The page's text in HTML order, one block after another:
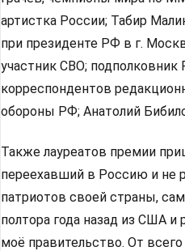
артистка России; Табир
при президенте РФ в г.
участник СВО;
корреспондентов
обороны РФ; Анатолий
Также лауреатов премии
переехавший в Россию и не
патриотов своей страны,
полтора года назад из США
моё правительство. От